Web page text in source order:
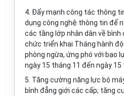
4. Đẩy mạnh công tác thông
dụng công nghệ thông tin để
các tầng lớp nhân dân về bình
chức triển khai Tháng hành
phòng ngừa, ứng phó với bạo
ngày 15 tháng 11 đến ngày 15
5. Tăng cường năng lực bộ
bình đẳng giới các cấp; tăng